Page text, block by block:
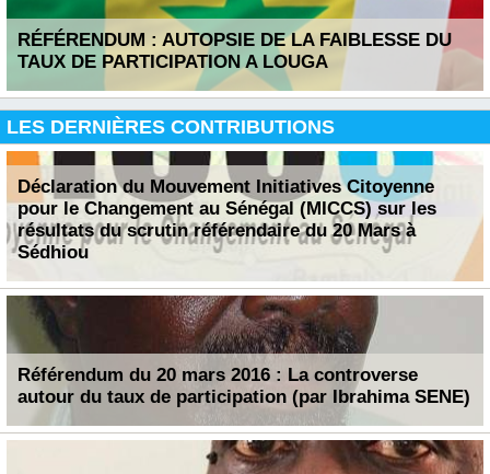
RÉFÉRENDUM : AUTOPSIE DE LA FAIBLESSE DU
TAUX DE PARTICIPATION A LOUGA
LES DERNIÈRES CONTRIBUTIONS
Déclaration du Mouvement Initiatives Citoyenne
pour le Changement au Sénégal (MICCS) sur les
résultats du scrutin référendaire du 20 Mars à
Sédhiou
Référendum du 20 mars 2016 : La controverse
autour du taux de participation (par Ibrahima SENE)